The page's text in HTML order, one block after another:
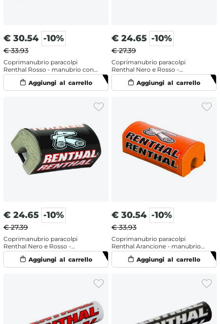
€ 30.54 -10%
€ 33.93
Coprimanubrio paracolpi
Renthal Rosso - manubrio con
traversino
€ 24.65 -10%
€ 27.39
Coprimanubrio paracolpi
Renthal Nero e Rosso -
manubrio con traversino
€ 24.65 -10%
€ 27.39
Coprimanubrio paracolpi
Renthal Nero e Rosso -
manubrio senza traversino
€ 30.54 -10%
€ 33.93
Coprimanubrio paracolpi
Renthal Arancione - manubrio
senza traversino